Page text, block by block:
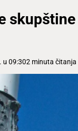
u 09:302 minuta čitanja